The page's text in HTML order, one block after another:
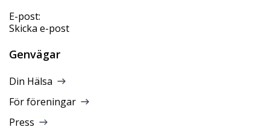
E-post:
Skicka e-post
Genvägar
Din Hälsa
För föreningar
Press